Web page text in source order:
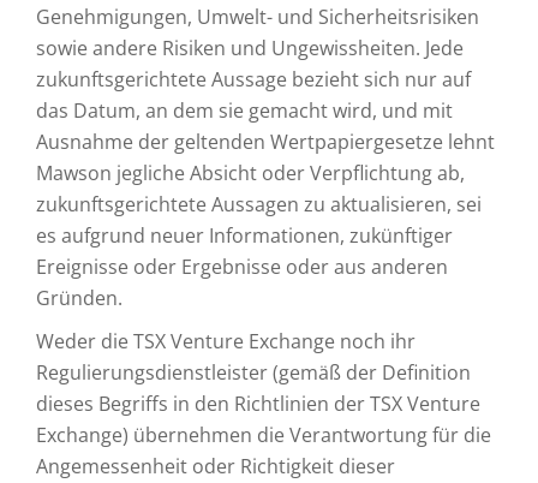
Genehmigungen, Umwelt- und Sicherheitsrisiken
sowie andere Risiken und Ungewissheiten. Jede
zukunftsgerichtete Aussage bezieht sich nur auf
das Datum, an dem sie gemacht wird, und mit
Ausnahme der geltenden Wertpapiergesetze lehnt
Mawson jegliche Absicht oder Verpflichtung ab,
zukunftsgerichtete Aussagen zu aktualisieren, sei
es aufgrund neuer Informationen, zukünftiger
Ereignisse oder Ergebnisse oder aus anderen
Gründen.
Weder die TSX Venture Exchange noch ihr
Regulierungsdienstleister (gemäß der Definition
dieses Begriffs in den Richtlinien der TSX Venture
Exchange) übernehmen die Verantwortung für die
Angemessenheit oder Richtigkeit dieser